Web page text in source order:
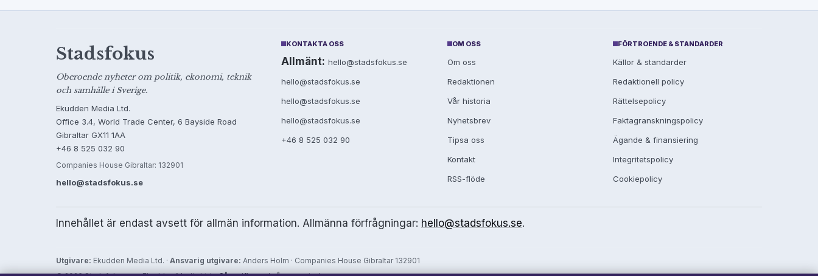
Stadsfokus
Oberoende nyheter om politik, ekonomi, teknik
och samhälle i Sverige.
Ekudden Media Ltd.
Office 3.4, World Trade Center, 6 Bayside Road
Gibraltar GX11 1AA
+46 8 525 032 90
Companies House Gibraltar: 132901
hello@stadsfokus.se
KONTAKTA OSS
Allmänt: hello@stadsfokus.se
hello@stadsfokus.se
hello@stadsfokus.se
hello@stadsfokus.se
+46 8 525 032 90
OM OSS
Om oss
Redaktionen
Vår historia
Nyhetsbrev
Tipsa oss
Kontakt
RSS-flöde
FÖRTROENDE & STANDARDER
Källor & standarder
Redaktionell policy
Rättelsepolicy
Faktagranskningspolicy
Ägande & finansiering
Integritetspolicy
Cookiepolicy
Innehållet är endast avsett för allmän information. Allmänna förfrågningar: hello@stadsfokus.se.
Utgivare: Ekudden Media Ltd. · Ansvarig utgivare: Anders Holm · Companies House Gibraltar 132901